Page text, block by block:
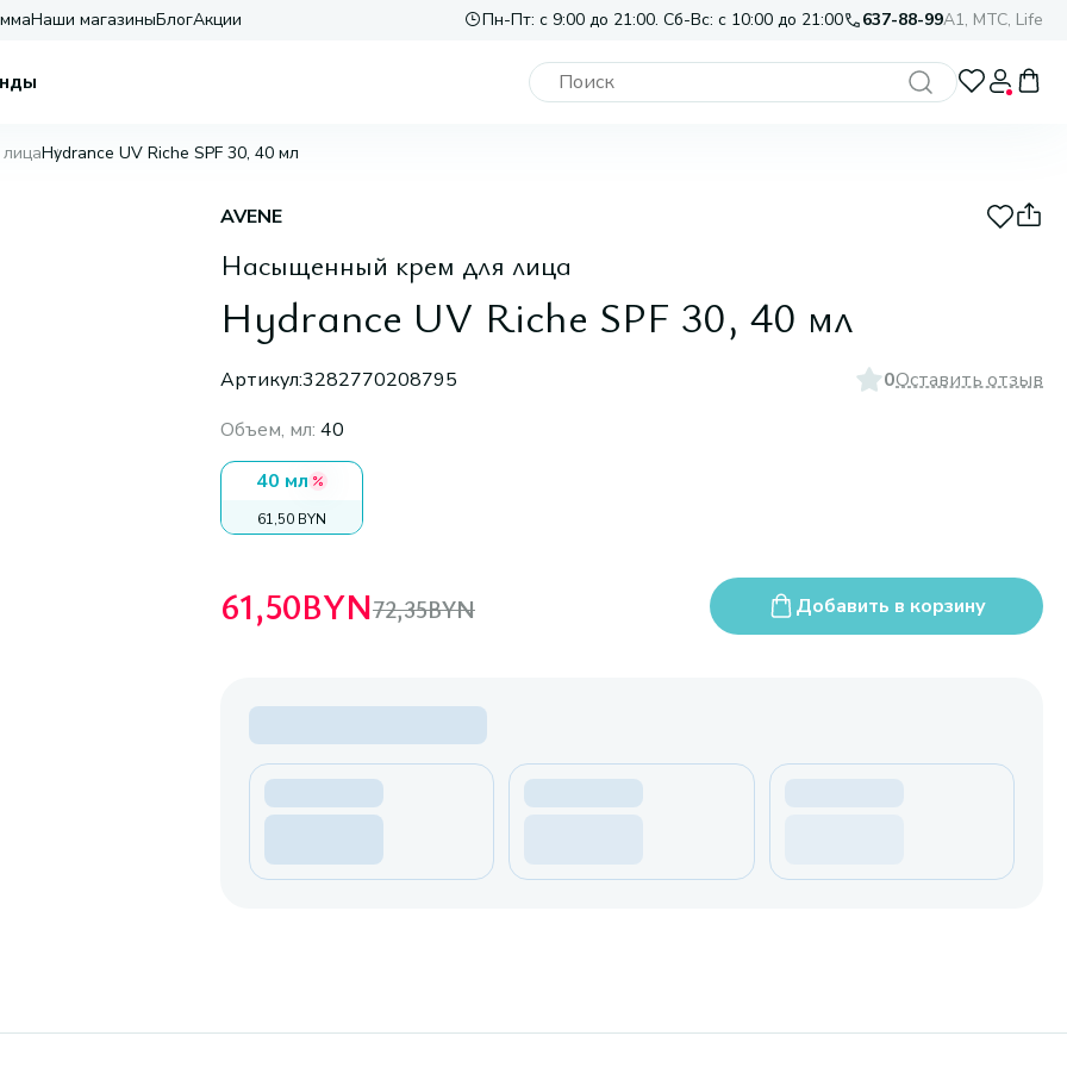
Наши магазиныБлогАкции Пн-Пт: с 9:00 до 21:00. Сб-Вс: с 10:00 до 21:00 637-88-99A1, МТС, Life
Hydrance UV Riche SPF 30, 40 мл
AVENE
Насыщенный крем для лица
Hydrance UV Riche SPF 30, 40 мл
Артикул:3282770208795 0Оставить отзыв
Объем, мл: 40
40 мл
61,50 BYN
61,50BYN72,35BYN Добавить в корзину